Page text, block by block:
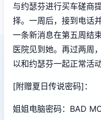
与约瑟芬进行买车磋商
择。一周后，接到电话
一条新消息在第五周结
医院见到她。再过两周
以和约瑟芬一起正常活动
[附赠夏日传说密码]：
姐姐电脑密码：BAD